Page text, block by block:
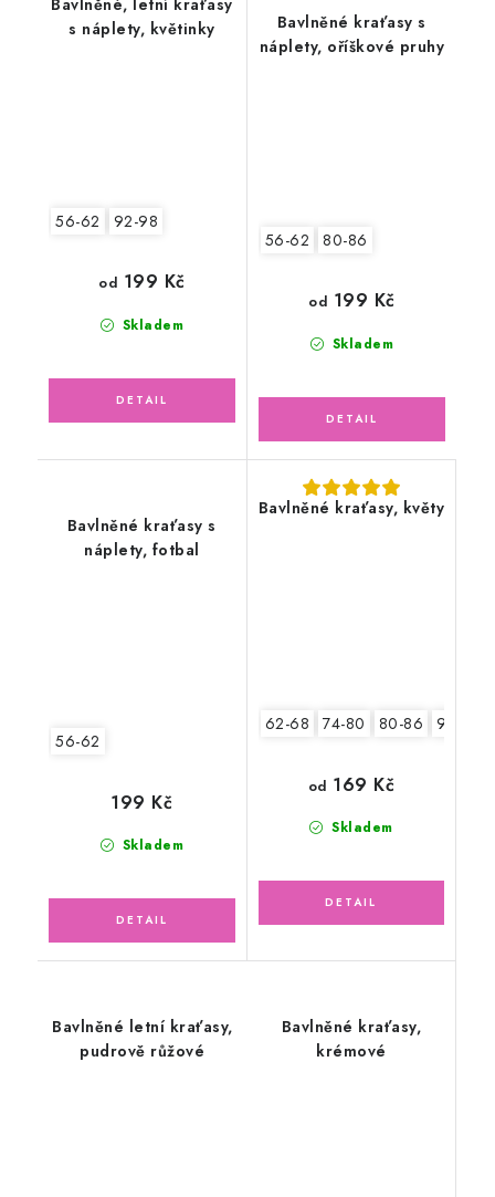
Bavlněné, letní kraťasy
s náplety, květinky
56-62 92-98
Skladem
od 199 Kč
Bavlněné kraťasy s
náplety, oříškové pruhy
56-62 80-86
Skladem
od 199 Kč
Bavlněné kraťasy s
náplety, fotbal
56-62
Skladem
199 Kč
Bavlněné kraťasy, květy
62-68 74-80 80-86 92-98
Skladem
od 169 Kč
Bavlněné letní kraťasy,
pudrově růžové
Bavlněné kraťasy,
krémové